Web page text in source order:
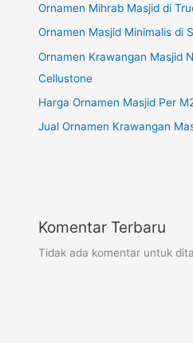
Ornamen Mihrab Masjid di
Ornamen Masjid Minimalis di
Ornamen Krawangan Masjid
Cellustone
Harga Ornamen Masjid Per
Jual Ornamen Krawangan
Komentar Terbaru
Tidak ada komentar untuk